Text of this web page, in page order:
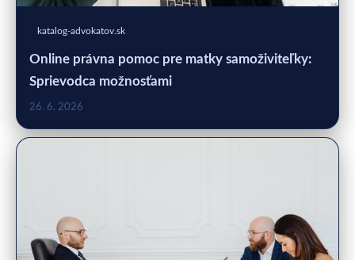
katalog-advokatov.sk
Online právna pomoc pre matky samoživiteľky:
Sprievodca možnosťami
26. 6. 2026